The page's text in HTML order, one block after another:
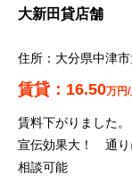
大新田貸店舗
大分県中津
16.50万円/
賃料下がりました
宣伝効果大！ 通
相談可能